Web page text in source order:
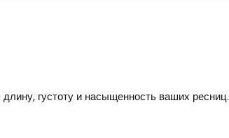
густоту и насыщенность ваших ресниц.